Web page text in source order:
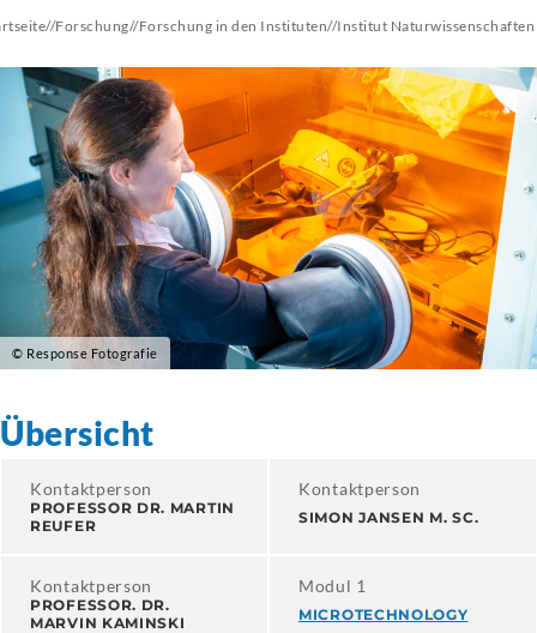
//Forschung//Forschung in den Instituten//Institut Naturwissenschaften
© Response Fotografie
Übersicht
Kontaktperson
PROFESSOR DR. MARTIN
REUFER
Kontaktperson
SIMON JANSEN M. SC.
Kontaktperson
PROFESSOR. DR.
MARVIN KAMINSKI
Modul 1
MICROTECHNOLOGY